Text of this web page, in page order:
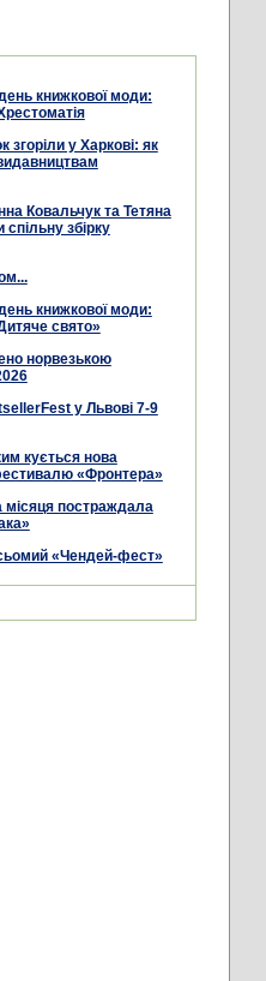
книжкової моди:
згоріли у Харкові: як
Ковальчук та Тетяна
збірку
книжкової моди:
свято»
норвезькою
у Львові 7-9
кується нова
«Фронтера»
місяця постраждала
«Чендей-фест»